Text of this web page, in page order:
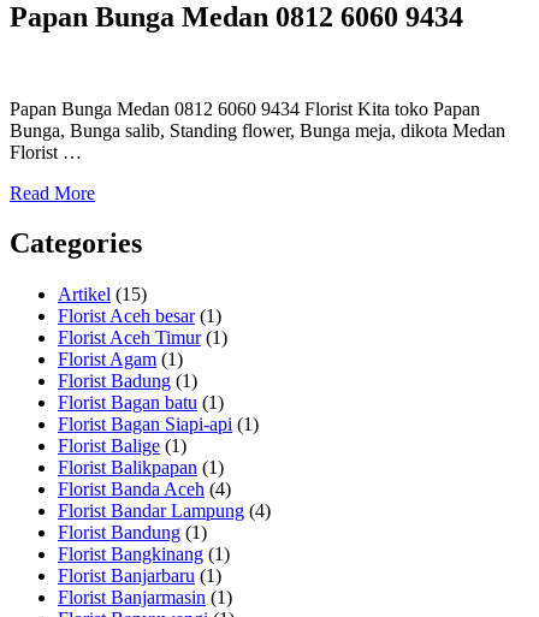
Papan Bunga Medan 0812 6060 9434
Papan Bunga Medan 0812 6060 9434 Florist Kita toko Papan
Bunga, Bunga salib, Standing flower, Bunga meja, dikota Medan
Florist …
Read More
Categories
Artikel (15)
Florist Aceh besar(1)
Florist Aceh Timur(1)
Florist Agam (1)
Florist Badung (1)
Florist Bagan batu (1)
Florist Bagan Siapi-api (1)
Florist Balige (1)
Florist Balikpapan (1)
Florist Banda Aceh (4)
Florist Bandar Lampung (4)
Florist Bandung (1)
Florist Bangkinang (1)
Florist Banjarbaru (1)
Florist Banjarmasin (1)